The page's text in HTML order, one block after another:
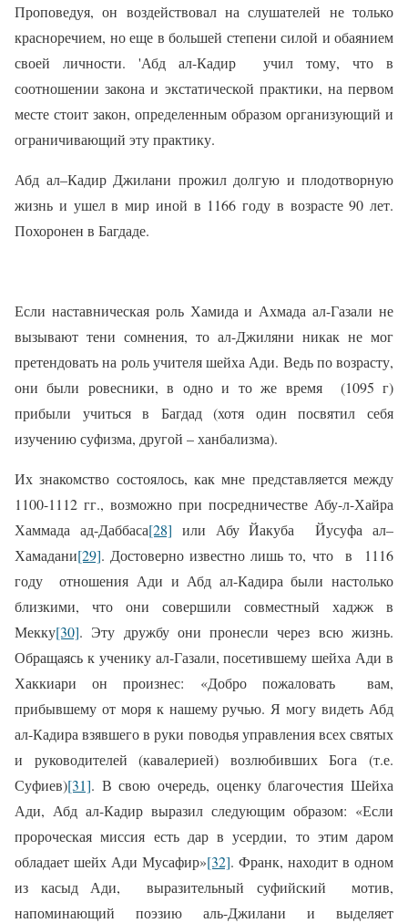
Проповедуя, он воздействовал на слушателей не только
красноречием, но еще в большей степени силой и обаянием
своей личности. 'Абд ал-Кадир
учил тому, что в
соотношении закона и экстатической практики, на первом
месте стоит закон, определенным образом организующий и
ограничивающий эту практику.
Абд ал–Кадир Джилани прожил долгую и плодотворную
жизнь и ушел в мир иной в 1166 году в возрасте 90 лет.
Похоронен в Багдаде.
Если наставническая роль Хамида и Ахмада ал-Газали не
вызывают тени сомнения, то ал-Джиляни никак не мог
претендовать на роль учителя шейха Ади. Ведь по возрасту,
они были ровесники, в одно и то же время
(1095 г)
прибыли учиться в Багдад (хотя один посвятил себя
изучению суфизма, другой – ханбализма).
Их знакомство состоялось, как мне представляется между
1100-1112 гг., возможно при посредничестве Абу-л-Хайра
Хаммада ад-Даббаса[28] или Абу Йакуба
Йусуфа ал–
Хамадани[29]. Достоверно известно лишь то, что в
1116
году
отношения Ади и Абд ал-Кадира были настолько
близкими, что они совершили совместный хаджж в
Мекку[30]. Эту дружбу они пронесли через всю жизнь.
Обращаясь к ученику ал-Газали, посетившему шейха Ади в
Хаккиари он произнес: «Добро пожаловать
вам,
прибывшему от моря к нашему ручью. Я могу видеть Абд
ал-Кадира взявшего в руки поводья управления всех святых
и руководителей (кавалерией) возлюбивших Бога (т.е.
Суфиев)[31]. В свою очередь, оценку благочестия Шейха
Ади, Абд ал-Кадир выразил следующим образом: «Если
пророческая миссия есть дар в усердии, то этим даром
обладает шейх Ади Мусафир»[32]. Франк, находит в одном
из касыд Ади,
выразительный суфийский
мотив,
напоминающий поэзию аль-Джилани и выделяет